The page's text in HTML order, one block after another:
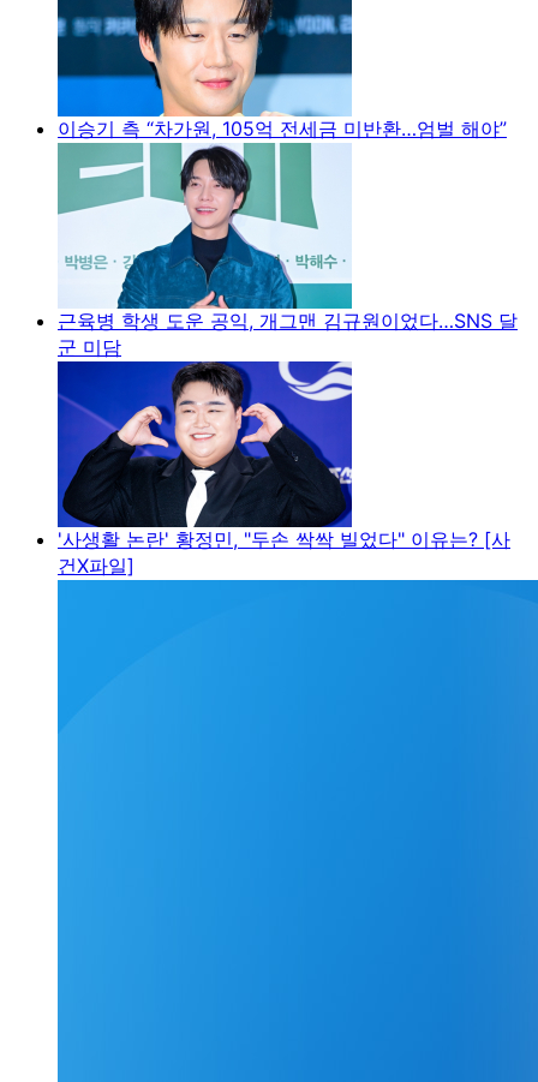
이승기 측 “차가원, 105억 전세금 미반환…엄벌 해야”
근육병 학생 도운 공익, 개그맨 김규원이었다…SNS 달
군 미담
'사생활 논란' 황정민, "두손 싹싹 빌었다" 이유는? [사
건X파일]